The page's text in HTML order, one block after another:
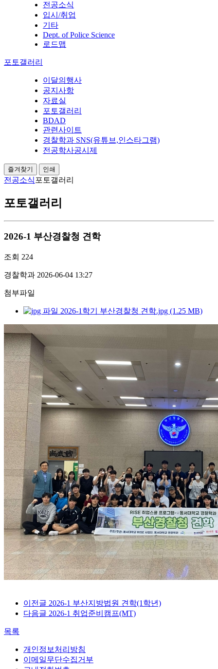
전공소식
입시/취업
기타
Dept. of Police Science
로드맵
포토갤러리
이달의행사
공지사항
자료실
포토갤러리
BDAD
관련사이트
경찰학과 SNS(유튜브,인스타그램)
전공학사공시제
즐겨찾기 인쇄
전공소식 포토갤러리
포토갤러리
2026-1 부산경찰청 견학
조회 224
경찰학과 2026-06-04 13:27
첨부파일
2026-1학기 부산경찰청 견학.jpg (1.25 MB)
이전글 2026-1 부산지방법원 견학(1학년)
다음글 2026-1 취업준비캠프(MT)
목록
개인정보처리방침
이메일무단수집거부